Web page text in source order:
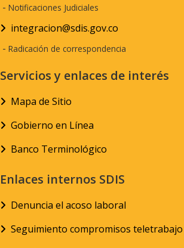
- Notificaciones Judiciales
integracion@sdis.gov.co
- Radicación de correspondencia
Servicios y enlaces de interés
Mapa de Sitio
Gobierno en Línea
Banco Terminológico
Enlaces internos SDIS
Denuncia el acoso laboral
Seguimiento compromisos teletrabajo